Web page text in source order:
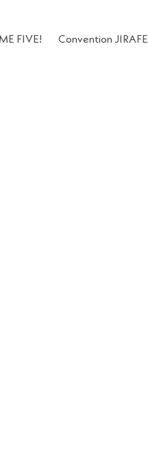
FIVE! Convention JIRAFE